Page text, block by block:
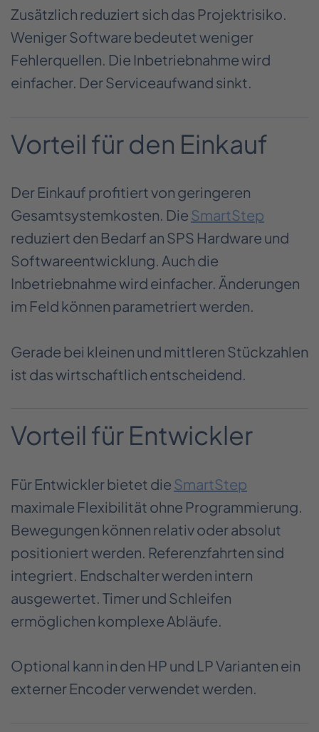
Zusätzlich reduziert sich das Projektrisiko.
Weniger Software bedeutet weniger
Fehlerquellen. Die Inbetriebnahme wird
einfacher. Der Serviceaufwand sinkt.
Vorteil für den Einkauf
Der Einkauf profitiert von geringeren
Gesamtsystemkosten. Die SmartStep
reduziert den Bedarf an SPS Hardware und
Softwareentwicklung. Auch die
Inbetriebnahme wird einfacher. Änderungen
im Feld können parametriert werden.
Gerade bei kleinen und mittleren Stückzahlen
ist das wirtschaftlich entscheidend.
Vorteil für Entwickler
Für Entwickler bietet die SmartStep
maximale Flexibilität ohne Programmierung.
Bewegungen können relativ oder absolut
positioniert werden. Referenzfahrten sind
integriert. Endschalter werden intern
ausgewertet. Timer und Schleifen
ermöglichen komplexe Abläufe.
Optional kann in den HP und LP Varianten ein
externer Encoder verwendet werden.